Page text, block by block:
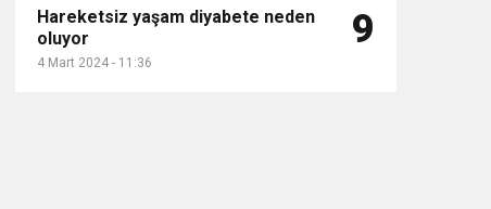
Hareketsiz yaşam diyabete neden
oluyor
4 Mart 2024 - 11:36
9